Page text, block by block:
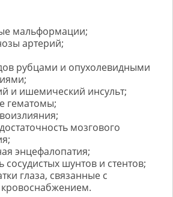
мальформации;
артерий;
рубцами и опухолевидными
и ишемический инсульт;
гематомы;
мозгового
энцефалопатия;
сосудистых шунтов и стентов;
глаза, связанные с